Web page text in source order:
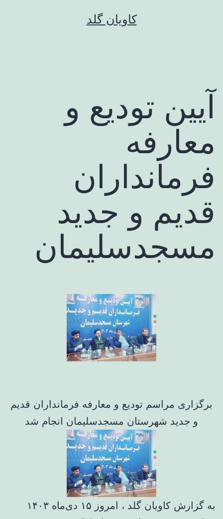
کاویان گلد
آیین تودیع و
معارفه
فرمانداران
قدیم و جدید
مسجدسلیمان
برگزاری مراسم تودیع و معارفه فرمانداران قدیم
و جدید شهرستان مسجدسلیمان انجام شد
به گزارش کاویان گلد ، امروز ۱۵ دی‌ماه ۱۴۰۳